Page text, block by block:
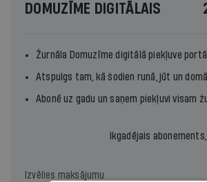
DOMUZĪME DIGITĀLAIS
Žurnāla Domuzīme digitālā piekļuve
Atspulgs tam, kā šodien runā, jūt un
Abonē uz gadu un saņem piekļuvi visam
Ikgadējais
Izvēlies maksājumu